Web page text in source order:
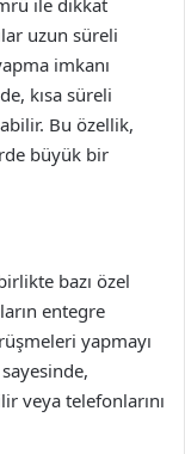
uzun süreli
imkanı
kısa süreli
Bu özellik,
büyük bir
bazı özel
entegre
yapmayı
veya telefonlarını